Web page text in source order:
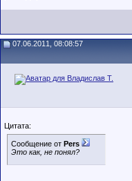
07.06.2011, 08:08:57
Цитата:
Сообщение от Pers
Это как, не понял?